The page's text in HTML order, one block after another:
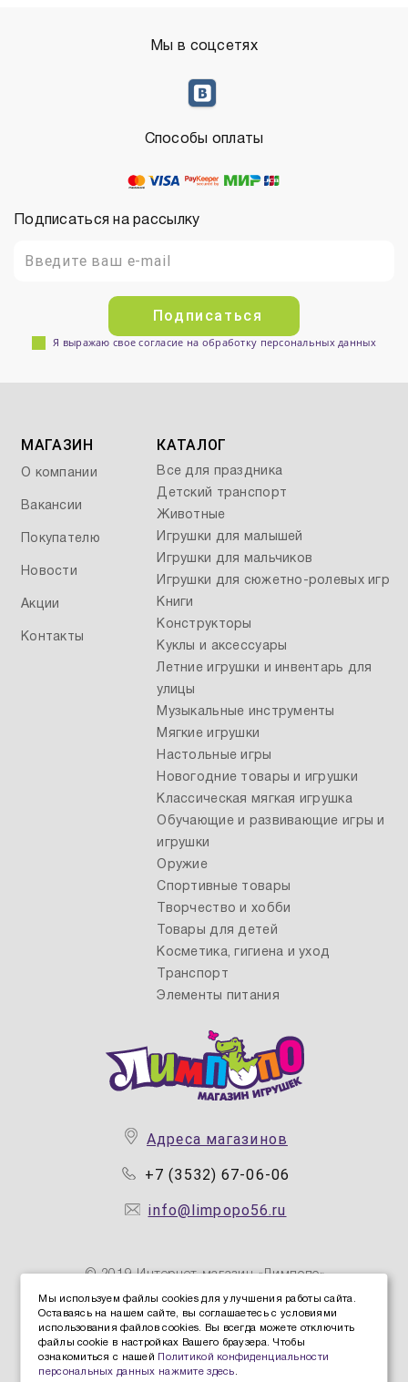
Мы в соцсетях
Подписаться на рассылку
Подписаться
Я выражаю свое согласие на обработку персональных данных
Способы оплаты
Адреса магазинов
+7 (3532) 67-06-06
info@limpopo56.ru
© 2019 Интернет магазин «Лимпопо»
Политика конфиденциальности персональных данных
Политика защиты и обработки персональных данных
Согласие Пользователя на обработку персональных
МАГАЗИН
О компании
Вакансии
Покупателю
Новости
Акции
Контакты
КАТАЛОГ
Все для праздника
Детский транспорт
Животные
Игрушки для малышей
Игрушки для мальчиков
Игрушки для сюжетно-ролевых игр
Книги
Конструкторы
Куклы и аксессуары
Летние игрушки и инвентарь для
улицы
Музыкальные инструменты
Мягкие игрушки
Настольные игры
Новогодние товары и игрушки
Классическая мягкая игрушка
Обучающие и развивающие игры и
игрушки
Оружие
Спортивные товары
Творчество и хобби
Товары для детей
Косметика, гигиена и уход
Транспорт
Элементы питания
Мы используем файлы cookies для улучшения работы сайта.
Оставаясь на нашем сайте, вы соглашаетесь с условиями
использования файлов cookies. Вы всегда можете отключить
файлы cookie в настройках Вашего браузера. Чтобы
ознакомиться с нашей
Политикой конфиденциальности
персональных данных нажмите здесь .